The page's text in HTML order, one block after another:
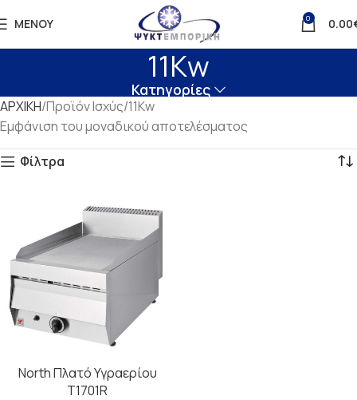
ΜΕΝΟΎ 0 0.00
11Kw
Κατηγορίες
ΑΡΧΙΚΗ Προϊόν Ισχύς 11Kw
Εμφάνιση του μοναδικού αποτελέσματος
Φίλτρα
North Πλατό Υγραερίου
T1701R